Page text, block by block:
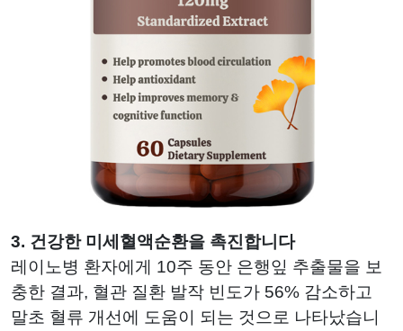
3. 건강한 미세혈액순환을 촉진합니다
레이노병 환자에게 10주 동안 은행잎 추출물을 보
충한 결과, 혈관 질환 발작 빈도가 56% 감소하고
말초 혈류 개선에 도움이 되는 것으로 나타났습니